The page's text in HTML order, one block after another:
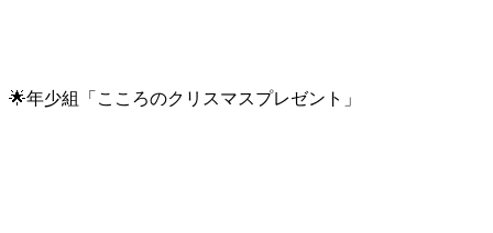
🌟年少組「こころのクリスマスプレゼント」